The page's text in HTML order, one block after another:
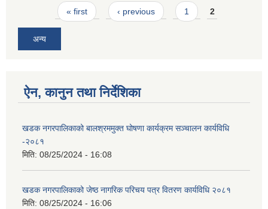
Pages« first ‹ previous 1 2
अन्य
ऐन, कानुन तथा निर्देशिका
खडक नगरपालिकाको बालश्रममुक्त घोषणा कार्यक्रम सञ्चालन कार्यविधि
-२०८१
मिति: 08/25/2024 - 16:08
खडक नगरपालिकाको जेष्ठ नागरिक परिचय पत्र वितरण कार्यविधि २०८१
मिति: 08/25/2024 - 16:06